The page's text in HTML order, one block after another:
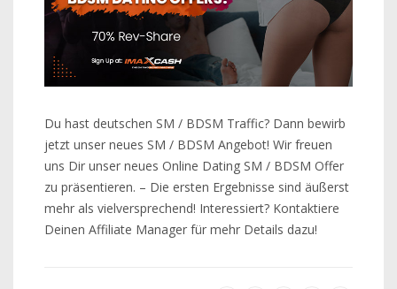
Du hast deutschen SM / BDSM Traffic? Dann bewirb
jetzt unser neues SM / BDSM Angebot! Wir freuen
uns Dir unser neues Online Dating SM / BDSM Offer
zu präsentieren. – Die ersten Ergebnisse sind äußerst
mehr als vielversprechend! Interessiert? Kontaktiere
Deinen Affiliate Manager für mehr Details dazu!